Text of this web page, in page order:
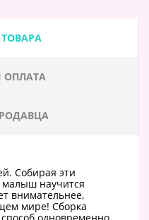
ОПЛАТА
Собирая эти
научится
внимательнее,
мире! Сборка